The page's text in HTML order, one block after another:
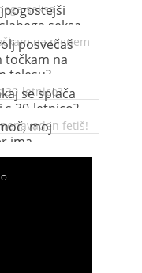
seksa
posvečaš
točkam na
telesu?
se splača
s 30-letnico?
moj
ima
fetiš!